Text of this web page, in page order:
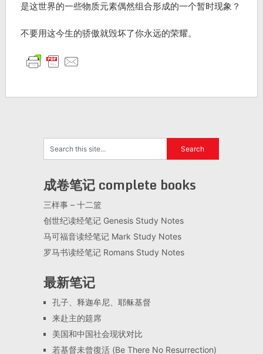
是这世界的一些物质元素偶然组合形成的一个暂时现象？
不要用这今生的骄傲就毁坏了你永远的荣耀。
成卷笔记 complete books
三样事 – 十二篮
创世纪读经笔记 Genesis Study Notes
马可福音读经笔记 Mark Study Notes
罗马书读经笔记 Romans Study Notes
最新笔记
孔子、释迦牟尼、耶稣基督
来赴主的筵席
美国和中国社会现状对比
若基督未曾復活 (Be There No Resurrection)